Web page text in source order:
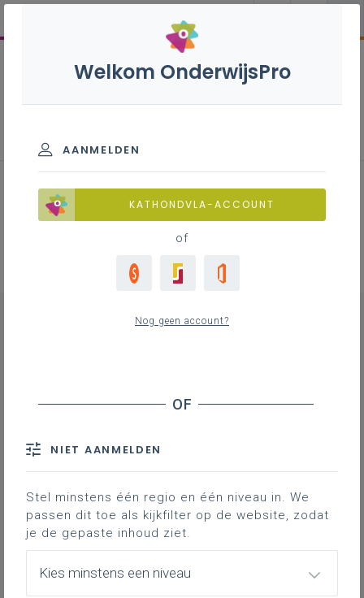
Filter
Alle
Buitengewoon kleuteronderwijs
Gewoon kleuteronderwijs
Buitengewoon lager onderwijs
Gewoon lager onderwijs
Welkom OnderwijsPro
AANMELDEN
KATHONDVLA-ACCOUNT
of
Nog geen account?
NIET AANMELDEN
Stel minstens één regio en één niveau in. We
passen dit toe als kijkfilter op de website, zodat
je de gepaste inhoud ziet.
Kies minstens een niveau